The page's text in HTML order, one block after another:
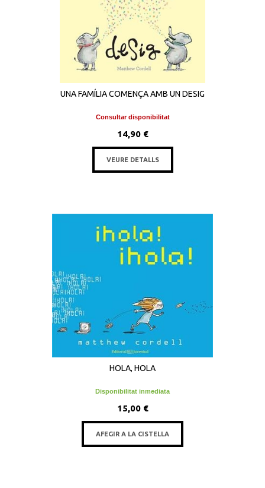
UNA FAMÍLIA COMENÇA AMB UN DESIG
Consultar disponibilitat
14,90 €
VEURE DETALLS
HOLA, HOLA
Disponibilitat inmediata
15,00 €
AFEGIR A LA CISTELLA